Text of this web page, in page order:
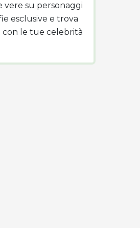
vere su personaggi
esclusive e trova
con le tue celebrità